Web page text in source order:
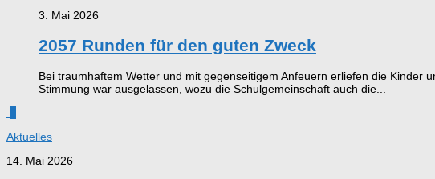
3. Mai 2026
2057 Runden für den guten Zweck
Bei traumhaftem Wetter und mit gegenseitigem Anfeuern erliefen die
Stimmung war ausgelassen, wozu die Schulgemeinschaft auch die...
Aktuelles
14. Mai 2026